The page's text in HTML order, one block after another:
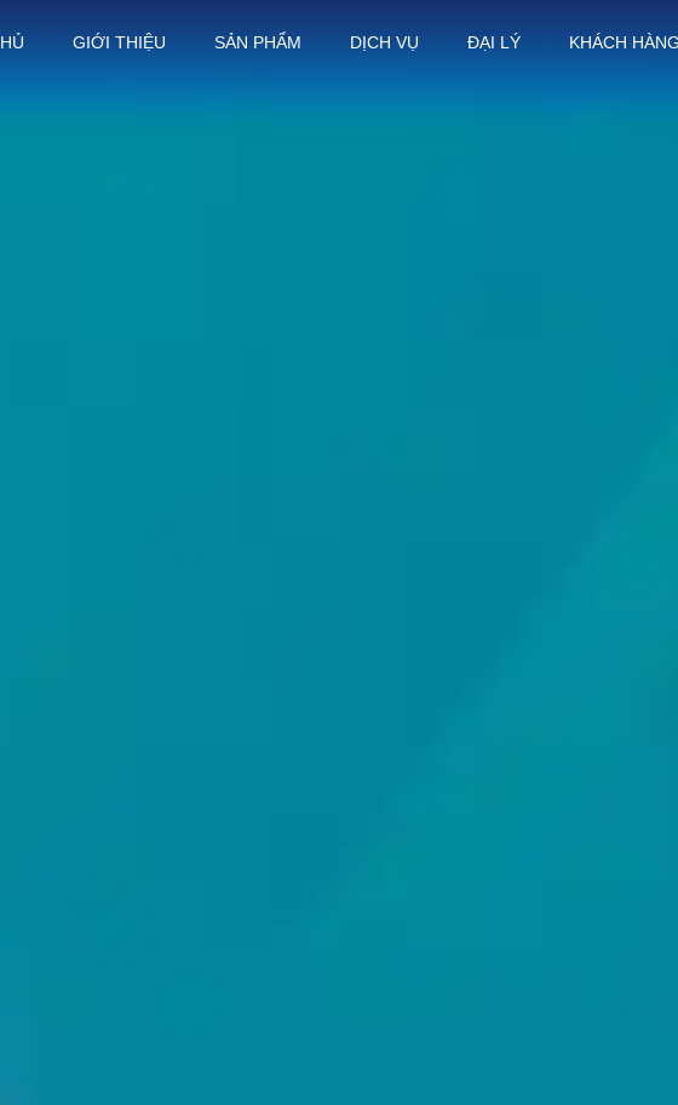
GIỚI THIỆU SẢN PHẨM DỊCH VỤ ĐẠI LÝ KHÁCH HÀNG